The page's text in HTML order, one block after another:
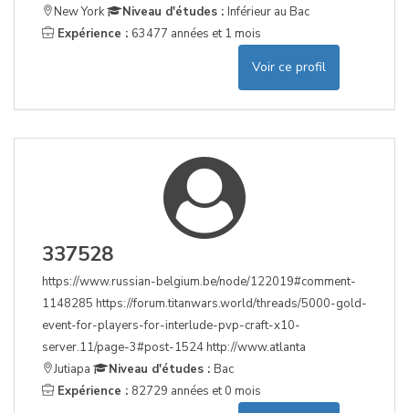
New York
Niveau d'études : Inférieur au Bac
Expérience : 63477 années et 1 mois
Voir ce profil
337528
https://www.russian-belgium.be/node/122019#comment-
1148285 https://forum.titanwars.world/threads/5000-gold-
event-for-players-for-interlude-pvp-craft-x10-
server.11/page-3#post-1524 http://www.atlanta
Jutiapa
Niveau d'études : Bac
Expérience : 82729 années et 0 mois